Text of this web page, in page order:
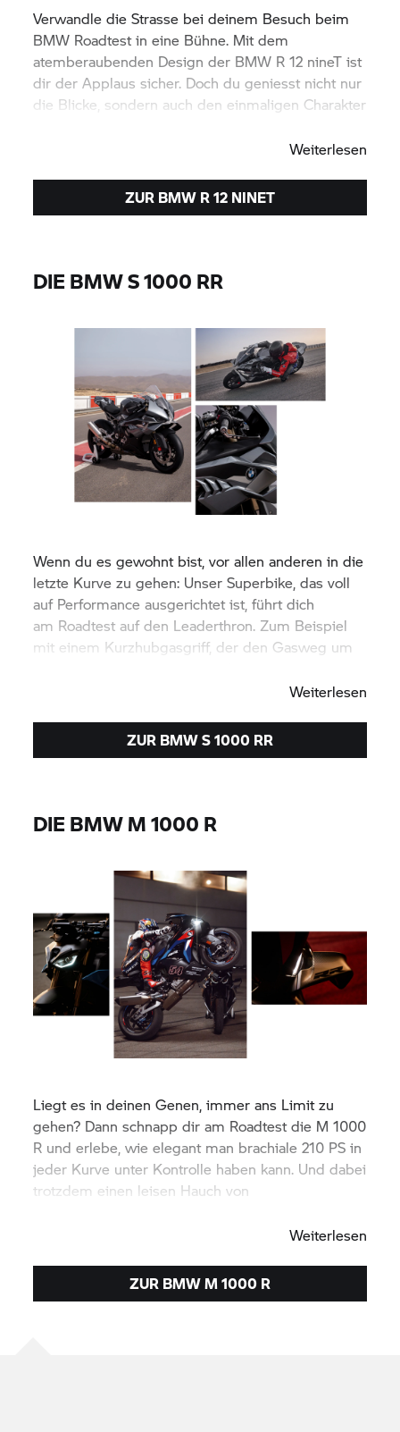
Verwandle die Strasse bei deinem Besuch beim
BMW Roadtest in eine Bühne. Mit dem
atemberaubenden Design der BMW R 12 nineT ist
dir der Applaus sicher. Doch du geniesst nicht nur
die Blicke, sondern auch den einmaligen Charakter
Weiterlesen
ZUR BMW R 12 NINET
DIE BMWS 1000 RR
Wenn du es gewohnt bist, vor allen anderen in die
letzte Kurve zu gehen: Unser Superbike, das voll
auf Performance ausgerichtet ist, führt dich
am Roadtest auf den Leaderthron. Zum Beispiel
mit einem Kurzhubgasgriff, der den Gasweg um
Weiterlesen
ZUR BMWS 1000 RR
DIE BMW M 1000 R
Liegt es in deinen Genen, immer ans Limit zu
gehen? Dann schnapp dir am Roadtest die M 1000
R und erlebe, wie elegant man brachiale 210 PS in
jeder Kurve unter Kontrolle haben kann. Und dabei
trotzdem einen leisen Hauch von
Weiterlesen
ZUR BMW M 1000 R